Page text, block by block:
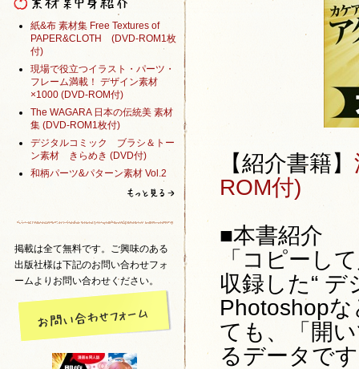
紙&布 素材集 Free Textures of
PAPER&CLOTH (DVD-ROM1枚
付)
現場で役立つイラスト・パーツ・
フレーム満載！ デザイン素材
×1000 (DVD-ROM付)
The WAGARA 日本の伝統美 素材
集 (DVD-ROM1枚付)
デジタルコミック ブラシ＆トー
ン素材 きらめき (DVD付)
和柄パーツ&パターン素材 Vol.2
掲載は全て無料です。ご興味のある
出版社様は下記のお問い合わせフォ
ームよりお問い合わせください。
【紹介書籍】
ROM付)
■本書紹介
「コピーし
収録した“ デ
Photoshop
ても、「開
るデータで